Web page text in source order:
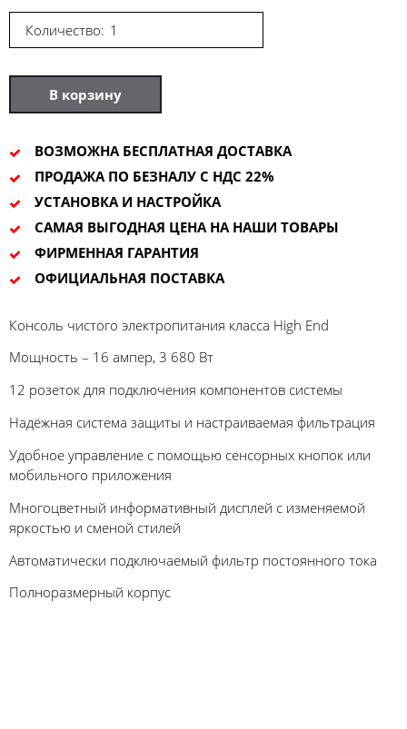
Количество:
В корзину
ВОЗМОЖНА БЕСПЛАТНАЯ ДОСТАВКА
ПРОДАЖА ПО БЕЗНАЛУ С НДС 22%
УСТАНОВКА И НАСТРОЙКА
САМАЯ ВЫГОДНАЯ ЦЕНА НА НАШИ ТОВАРЫ
ФИРМЕННАЯ ГАРАНТИЯ
ОФИЦИАЛЬНАЯ ПОСТАВКА
Консоль чистого электропитания класса High End
Мощность – 16 ампер, 3 680 Вт
12 розеток для подключения компонентов системы
Надёжная система защиты и настраиваемая фильтрация
Удобное управление с помощью сенсорных кнопок или
мобильного приложения
Многоцветный информативный дисплей с изменяемой
яркостью и сменой стилей
Автоматически подключаемый фильтр постоянного тока
Полноразмерный корпус